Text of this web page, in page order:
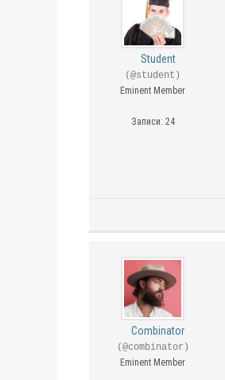
Student
(@student)
Eminent Member
Записи: 24
Combinator
(@combinator)
Eminent Member